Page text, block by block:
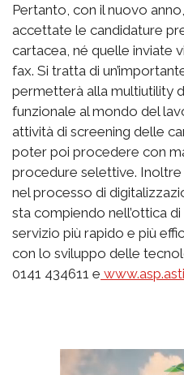
Pertanto, con il nuovo
accettate le candidature
cartacea, né quelle inviate
fax. Si tratta di
permetterà alla multiutility
funzionale al mondo del
attività di screening delle
poter poi procedere con
procedure selettive.
nel processo di
sta compiendo nell’ottica
servizio più rapido e più
con lo sviluppo delle
0141 434611 e